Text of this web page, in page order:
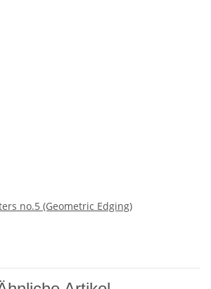
no.5 (Geometric Edging)